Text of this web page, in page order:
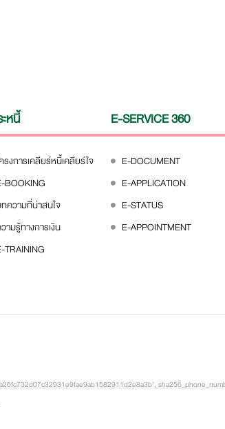
หนี้
รงการเคลียร์หนี้เคลียร์ใจ
BOOKING
ความที่น่าสนใจ
ามรู้ทางการเงิน
TRAINING
E-SERVICE 360
E-DOCUMENT
E-APPLICATION
E-STATUS
E-APPOINTMENT
sha256_last_name:
[ { item_id: 'SKU_12345', item_name: 'Fancy-MaxSpeed2.0